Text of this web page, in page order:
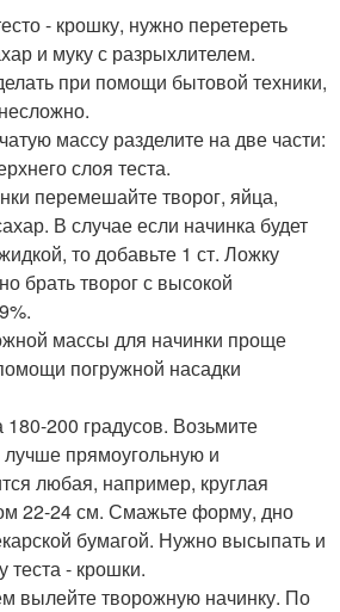
- крошку, нужно перетереть
и муку с разрыхлителем.
при помощи бытовой техники,
массу разделите на две части:
слоя теста.
перемешайте творог, яйца,
В случае если начинка будет
то добавьте 1 ст. Ложку
брать творог с высокой
массы для начинки проще
погружной насадки
180-200 градусов. Возьмите
прямоугольную и
любая, например, круглая
22-24 см. Смажьте форму, дно
бумагой. Нужно высыпать и
теста - крошки.
вылейте творожную начинку. По